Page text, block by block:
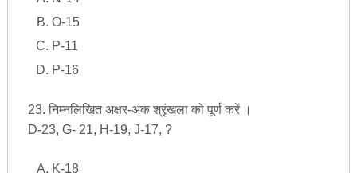
O-15
P-11
P-16
23. निम्नलिखित अक्षर-अंक श्रृंखला को पूर्ण करें ।
D-23, G- 21, H-19, J-17, ?
K-18